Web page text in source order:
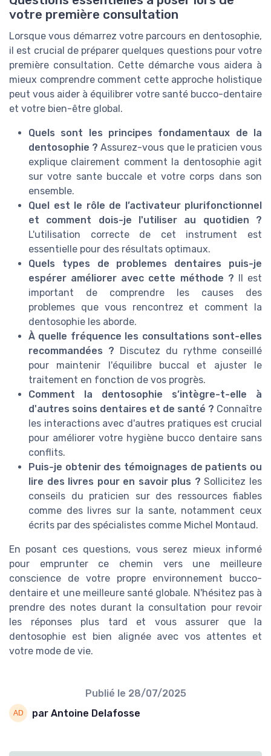
votre première consultation
Lorsque vous démarrez votre parcours en dentosophie,
il est crucial de préparer quelques questions pour votre
première consultation. Cette démarche vous aidera à
mieux comprendre comment cette approche holistique
peut vous aider à équilibrer votre santé bucco-dentaire
et votre bien-être global.
Quels sont les principes fondamentaux de la
dentosophie ? Assurez-vous que le praticien vous
explique clairement comment la dentosophie agit
sur votre sante buccale et votre corps dans son
ensemble.
Quel est le rôle de l’activateur plurifonctionnel
et comment dois-je l'utiliser au quotidien ?
L'utilisation correcte de cet instrument est
essentielle pour des résultats optimaux.
Quels types de problemes dentaires puis-je
espérer améliorer avec cette méthode ? Il est
important de comprendre les causes des
problemes que vous rencontrez et comment la
dentosophie les aborde.
À quelle fréquence les consultations sont-elles
recommandées ? Discutez du rythme conseillé
pour maintenir l'équilibre buccal et ajuster le
traitement en fonction de vos progrès.
Comment la dentosophie s’intègre-t-elle à
d'autres soins dentaires et de santé ? Connaître
les interactions avec d'autres pratiques est crucial
pour améliorer votre hygiène bucco dentaire sans
conflits.
Puis-je obtenir des témoignages de patients ou
lire des livres pour en savoir plus ? Sollicitez les
conseils du praticien sur des ressources fiables
comme des livres sur la sante, notamment ceux
écrits par des spécialistes comme Michel Montaud.
En posant ces questions, vous serez mieux informé
pour emprunter ce chemin vers une meilleure
conscience de votre propre environnement bucco-
dentaire et une meilleure santé globale. N'hésitez pas à
prendre des notes durant la consultation pour revoir
les réponses plus tard et vous assurer que la
dentosophie est bien alignée avec vos attentes et
votre mode de vie.
Publié le 28/07/2025
par Antoine Delafosse